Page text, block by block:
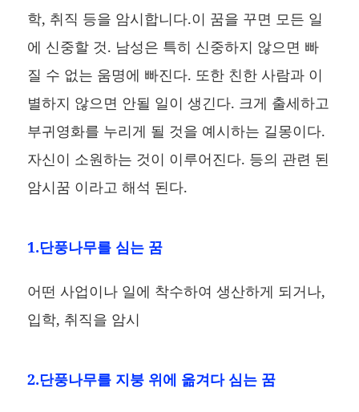
학, 취직 등을 암시합니다.이 꿈을 꾸면 모든 일
에 신중할 것. 남성은 특히 신중하지 않으면 빠
질 수 없는 움명에 빠진다. 또한 친한 사람과 이
별하지 않으면 안될 일이 생긴다. 크게 출세하고
부귀영화를 누리게 될 것을 예시하는 길몽이다.
자신이 소원하는 것이 이루어진다. 등의 관련 된
암시꿈 이라고 해석 된다.
1.단풍나무를 심는 꿈
어떤 사업이나 일에 착수하여 생산하게 되거나,
입학, 취직을 암시
2.단풍나무를 지붕 위에 옮겨다 심는 꿈